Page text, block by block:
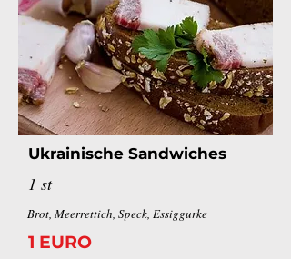
Ukrainische Sandwiches
1 st
Brot, Meerrettich, Speck, Essiggurke
1 EURO